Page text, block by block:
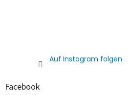
Auf Instagram folgen
Facebook